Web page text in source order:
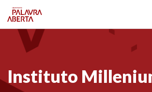
Instituto